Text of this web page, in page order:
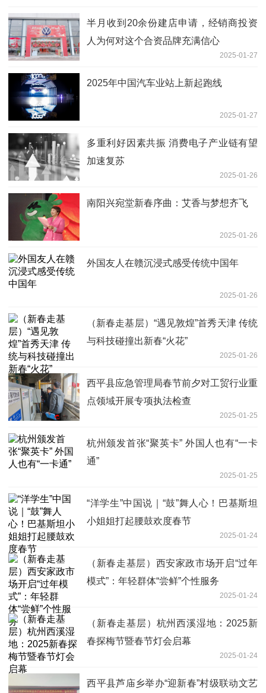
半月收到20余份建店申请，经销商投资
人为何对这个合资品牌充满信心
2025-01-27
2025年中国汽车业站上新起跑线
2025-01-27
多重利好因素共振 消费电子产业链有望
加速复苏
2025-01-26
南阳兴宛堂新春序曲：艾香与梦想齐飞
2025-01-26
外国友人在赣沉浸式感受传统中国年
2025-01-26
（新春走基层）“遇见敦煌”首秀天津 传统
与科技碰撞出新春“火花”
2025-01-26
西平县应急管理局春节前夕对工贸行业重
点领域开展专项执法检查
2025-01-25
杭州颁发首张“聚英卡” 外国人也有“一卡
通”
2025-01-25
“洋学生”中国说｜“鼓”舞人心！巴基斯坦
小姐姐打起腰鼓欢度春节
2025-01-24
（新春走基层）西安家政市场开启“过年
模式”：年轻群体“尝鲜”个性服务
2025-01-24
（新春走基层）杭州西溪湿地：2025新
春探梅节暨春节灯会启幕
2025-01-24
​西平县芦庙乡举办“迎新春”村级联动文艺